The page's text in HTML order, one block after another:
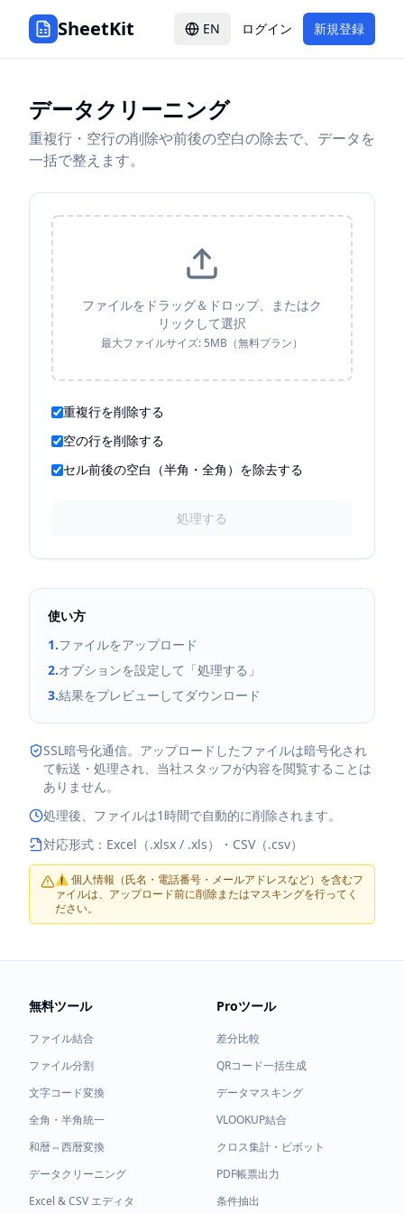
SheetKit EN ログイン 新規登録
データクリーニング
重複行・空行の削除や前後の空白の除去で、データを
一括で整えます。
ファイルをドラッグ＆ドロップ、またはク
リックして選択
最大ファイルサイズ: 5MB（無料プラン）
重複行を削除する
空の行を削除する
セル前後の空白（半角・全角）を除去する
処理する
使い方
1.ファイルをアップロード
2.オプションを設定して「処理する」
3.結果をプレビューしてダウンロード
SSL暗号化通信。アップロードしたファイルは暗号化され
て転送・処理され、当社スタッフが内容を閲覧することは
ありません。
処理後、ファイルは1時間で自動的に削除されます。
対応形式：Excel（.xlsx / .xls）・CSV（.csv）
⚠ 個人情報（氏名・電話番号・メールアドレスなど）を含むフ
ァイルは、アップロード前に削除またはマスキングを行ってく
ださい。
無料ツール
ファイル結合
ファイル分割
文字コード変換
全角・半角統一
和暦⇔西暦変換
データクリーニング
Excel & CSV エディタ
Proツール
差分比較
QRコード一括生成
データマスキング
VLOOKUP結合
クロス集計・ピボット
PDF帳票出力
条件抽出